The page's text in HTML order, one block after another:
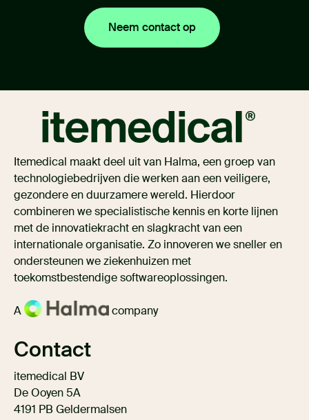
Neem contact op
Itemedical maakt deel uit van Halma, een groep van
technologiebedrijven die werken aan een veiligere,
gezondere en duurzamere wereld. Hierdoor
combineren we specialistische kennis en korte lijnen
met de innovatiekracht en slagkracht van een
internationale organisatie. Zo innoveren we sneller en
ondersteunen we ziekenhuizen met
toekomstbestendige softwareoplossingen.
A company
Contact
itemedical BV
De Ooyen 5A
4191 PB Geldermalsen